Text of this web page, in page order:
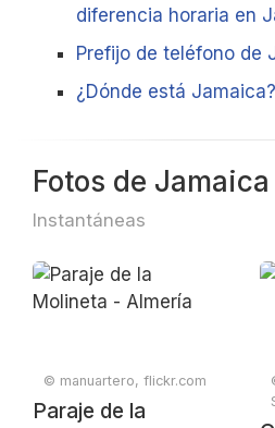
diferencia horaria en
Prefijo de teléfono de
¿Dónde está Jamaica?
Fotos de Jamaica
Instantáneas
© manuartero, flickr.com
Paraje de la